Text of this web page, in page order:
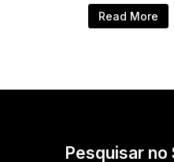
Read More
Pesquisar no